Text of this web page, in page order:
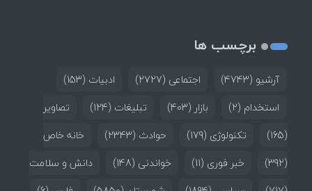
برچسب ها
آرشیو (4743) اجتماعی (2727) ادبیات (153)
استخدام (2) بازار (403) تبلیغات (124)
تصاویر
(165)
تکنولوژی (179) حوادث (2343)
خانه خاص
(392)
خبر فوری (11) خواندنی (148)
دانش و سلامت